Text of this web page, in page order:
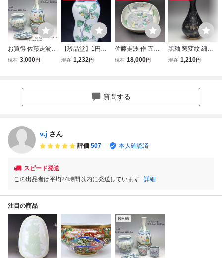
お買得 佐藤走波
作 五代 六代 染錦
現在 3,000円
【珍品堂】1円か
ら 有田焼 名工 佐
骨董品 古美術 H7.
5cm M-C46J-SR5
現在 1,232円
佐藤走波 作 五代 8
2歳 染錦 唐子遊図
現在 18,000円
黑釉 窯変紋 細い
首 天目瓶 時代唐
現在 1,210円
質問する
v.j さん
評価 507 本人確認済
スピード発送
この出品者は平均24時間以内に発送しています 詳細
注目の商品
NEW